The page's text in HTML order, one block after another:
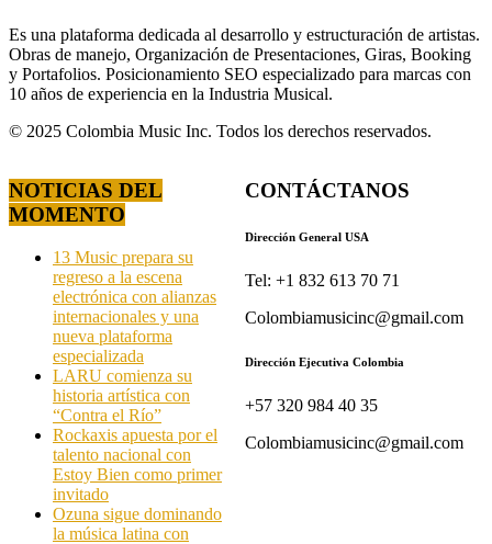
Es una plataforma dedicada al desarrollo y estructuración de artistas.
Obras de manejo, Organización de Presentaciones, Giras, Booking
y Portafolios. Posicionamiento SEO especializado para marcas con
10 años de experiencia en la Industria Musical.
© 2025 Colombia Music Inc. Todos los derechos reservados.
NOTICIAS DEL
MOMENTO
13 Music prepara su
regreso a la escena
electrónica con alianzas
internacionales y una
nueva plataforma
especializada
LARU comienza su
historia artística con
“Contra el Río”
Rockaxis apuesta por el
talento nacional con
Estoy Bien como primer
invitado
Ozuna sigue dominando
la música latina con
CONTÁCTANOS
Dirección General USA
Tel: +1 832 613 70 71
Colombiamusicinc@gmail.com
Dirección Ejecutiva Colombia
+57 320 984 40 35
Colombiamusicinc@gmail.com